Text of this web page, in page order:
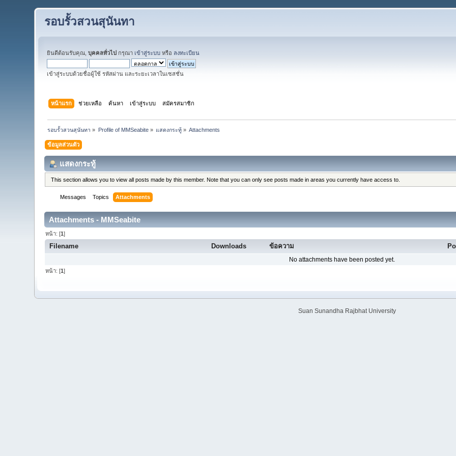
รอบรั้วสวนสุนันทา
ยินดีต้อนรับคุณ,บุคคลทั่วไป กรุณา เข้าสู่ระบบ หรือ ลงทะเบียน
เข้าสู่ระบบด้วยชื่อผู้ใช้ รหัสผ่าน และระยะเวลาในเซสชั่น
หน้าแรก ช่วยเหลือ ค้นหา เข้าสู่ระบบ สมัครสมาชิก
รอบรั้วสวนสุนันทา » Profile of MMSeabite» แสดงกระทู้ » Attachments
ข้อมูลส่วนตัว
แสดงกระทู้
This section allows you to view all posts made by this member. Note that you can only see posts made in areas you currently have access to.
Messages Topics Attachments
Attachments - MMSeabite
หน้า: [1]
Filename Downloads ข้อความ
No attachments have been posted yet.
หน้า: [1]
Suan Sunandha Rajbhat University